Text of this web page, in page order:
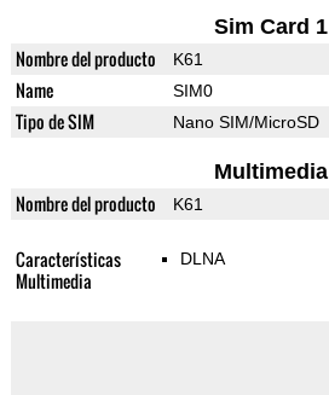
Sim Card 1
Nombre del producto K61
Name SIM0
Tipo de SIM Nano SIM/MicroSD
Multimedia
Nombre del producto K61
Características
Multimedia
DLNA